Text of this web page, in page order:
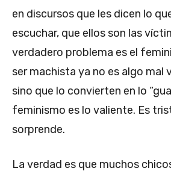
en discursos que les dicen lo
escuchar, que ellos son las
verdadero problema es el
ser machista ya no es algo mal
sino que lo convierten en lo
feminismo es lo valiente. Es
sorprende.
La verdad es que muchos